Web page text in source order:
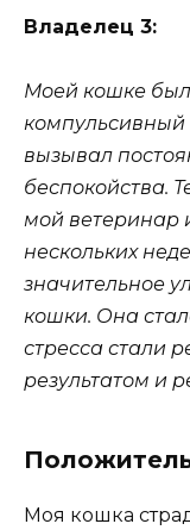
Владелец 3:
Моей кошке
вызывал
беспокойства.
мой ветеринар
нескольких
значительное
кошки. Она
стресса стали
результатом и
Моя кошка